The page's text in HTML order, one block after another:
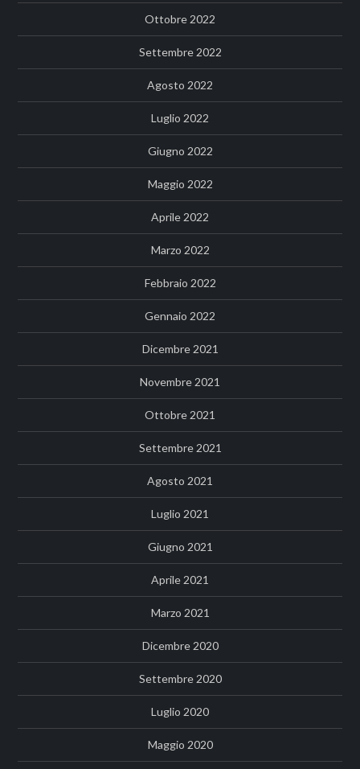
Ottobre 2022
Settembre 2022
Agosto 2022
Luglio 2022
Giugno 2022
Maggio 2022
Aprile 2022
Marzo 2022
Febbraio 2022
Gennaio 2022
Dicembre 2021
Novembre 2021
Ottobre 2021
Settembre 2021
Agosto 2021
Luglio 2021
Giugno 2021
Aprile 2021
Marzo 2021
Dicembre 2020
Settembre 2020
Luglio 2020
Maggio 2020